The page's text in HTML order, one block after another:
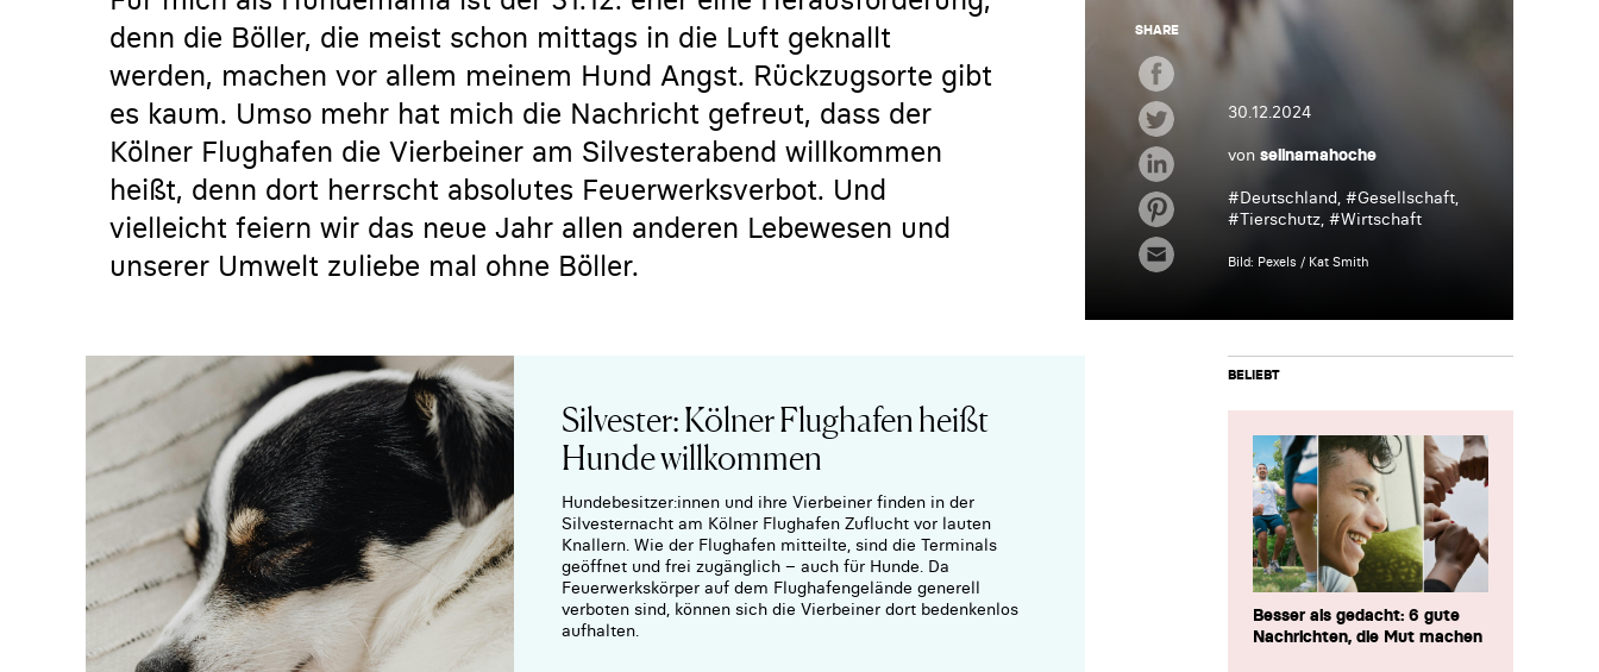
denn die Böller, die meist schon mittags in die Luft geknallt
werden, machen vor allem meinem Hund Angst. Rückzugsorte gibt
es kaum. Umso mehr hat mich die Nachricht gefreut, dass der
Kölner Flughafen die Vierbeiner am Silvesterabend willkommen
heißt, denn dort herrscht absolutes Feuerwerksverbot. Und
vielleicht feiern wir das neue Jahr allen anderen Lebewesen und
unserer Umwelt zuliebe mal ohne Böller.
SHARE
30.12.2024
von selinamahoche
#Deutschland, #Gesellschaft,
#Tierschutz, #Wirtschaft
Bild: Pexels / Kat Smith
Silvester: Kölner Flughafen heißt
Hunde willkommen
Hundebesitzer:innen und ihre Vierbeiner finden in der
Silvesternacht am Kölner Flughafen Zuflucht vor lauten
Knallern. Wie der Flughafen mitteilte, sind die Terminals
geöffnet und frei zugänglich – auch für Hunde. Da
Feuerwerkskörper auf dem Flughafengelände generell
verboten sind, können sich die Vierbeiner dort bedenkenlos
aufhalten.
BELIEBT
Besser als gedacht: 6 gute
Nachrichten, die Mut machen